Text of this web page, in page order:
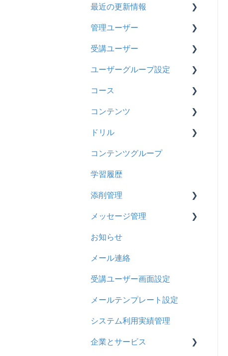
契約
トライアル
カスタマイズ
インターネット・セキュリ
ザー
履歴
コンテンツ
CSV
ドキュメント
ビデオ
ドリル
メール
メッセージ
お知らせ
多言語変換
最近の更新情報
2026年8月アップデート
2026年2月アップデート
2025年10月アップデート
2025年9月アップデート
2025年3月アップデート
2024年12月アップデート
2024年8月アップデート
2024年5月アップデート
2023年12月アップデート
2023年11月アップデート
2023年8月アップデート
2023年4月アップデート
管理ユーザー
管理ユーザーの統合につい
受講ユーザー
基本操作
【新レイアウト】受講ユー
編集について
ユーザーグループ設定
【新レイアウト】ユーザー
グループ設定
コース
基本操作
新レイアウト
旧レイアウト
コース詳細設定の参考
ストレスチェック
CSVについて
コンテンツ
ビデオ
ドキュメント
多言語表示
リンク
ドリル
概要
問題について
ドリルについて
【問題・ドリル】の参考
ドリルスキンについて
問題属性
コンテンツグループ
学習履歴
添削管理
概要
基本操作
採点権限のみを持ったユー
ユーザ
メッセージ管理
基本操作
リンクメッセージスレッド
お知らせ
メール連絡
受講ユーザー画面設定
メールテンプレート設定
システム利用実績管理
企業とサービス